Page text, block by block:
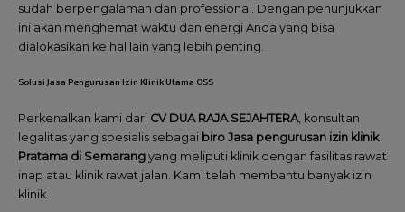
sudah berpengalaman dan professional. Dengan penunjukkan
ini akan menghemat waktu dan energi Anda yang bisa
dialokasikan ke hal lain yang lebih penting.
Solusi Jasa Pengurusan Izin Klinik Utama OSS
Perkenalkan kami dari CV DUA RAJA SEJAHTERA, konsultan
legalitas yang spesialis sebagai biro Jasa pengurusan izin klinik
Pratama di Semarang yang meliputi klinik dengan fasilitas rawat
inap atau klinik rawat jalan. Kami telah membantu banyak izin
klinik.